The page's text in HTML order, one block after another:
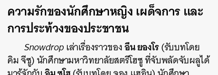
ความรักของนักศึกษาหญิง เผด็จการ และ
การประท้วงของประชาชน
Snowdropเล่าเรื่องราวของอึน ยองโร(รับบทโดย
คิม จีซู) นักศึกษามหาวิทยาลัยสตรีโฮซู ที่จับพลัดจับผลูได้